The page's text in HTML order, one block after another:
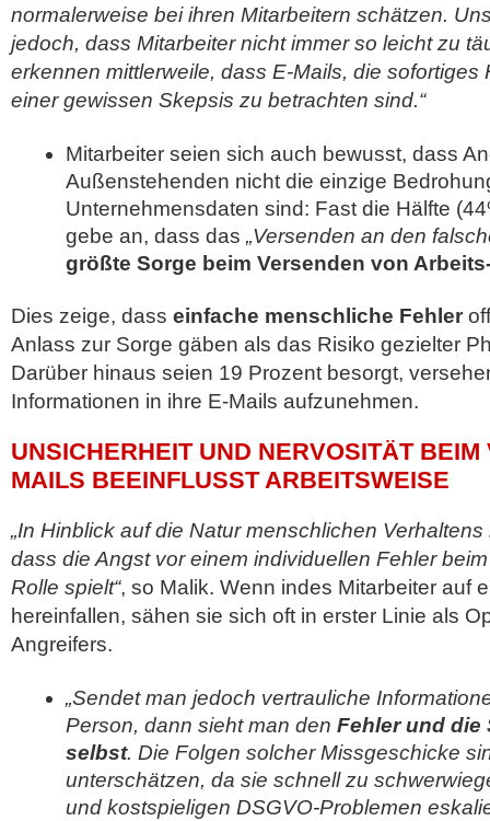
normalerweise bei ihren Mitarbeitern schätzen.
jedoch, dass Mitarbeiter nicht immer so leicht zu
erkennen mittlerweile, dass E-Mails, die sofortiges
einer gewissen Skepsis zu betrachten sind.“
Mitarbeiter seien sich auch bewusst, dass
Außenstehenden nicht die einzige
Unternehmensdaten sind: Fast die Hälfte
gebe an, dass das „Versenden an den
größte Sorge beim Versenden von
Dies zeige, dass einfache menschliche Fehler
Anlass zur Sorge gäben als das Risiko gezielter
Darüber hinaus seien 19 Prozent besorgt,
Informationen in ihre E-Mails aufzunehmen.
UNSICHERHEIT UND NERVOSITÄT
MAILS BEEINFLUSST ARBEITSWEISE
„In Hinblick auf die Natur menschlichen
dass die Angst vor einem individuellen Fehler
Rolle spielt“, so Malik. Wenn indes Mitarbeiter auf
hereinfallen, sähen sie sich oft in erster Linie als
Angreifers.
„Sendet man jedoch vertrauliche
Person, dann sieht man den Fehler und die
selbst. Die Folgen solcher Missgeschicke
unterschätzen, da sie schnell zu
und kostspieligen DSGVO-Problemen